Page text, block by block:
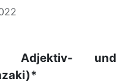
Adjektiv- und